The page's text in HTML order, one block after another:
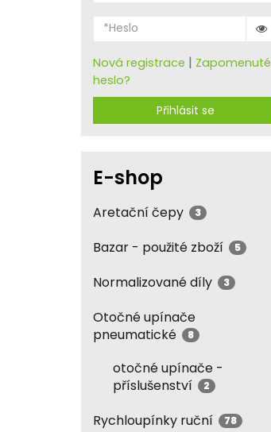
Nová registrace | Zapomenuté
heslo?
Přihlásit se
E-shop
Aretační čepy 3
Bazar - použité zboží 5
Normalizované díly 3
Otočné upínače
pneumatické
8
otočné upínače -
příslušenství
2
Rychloupínky ruční 78